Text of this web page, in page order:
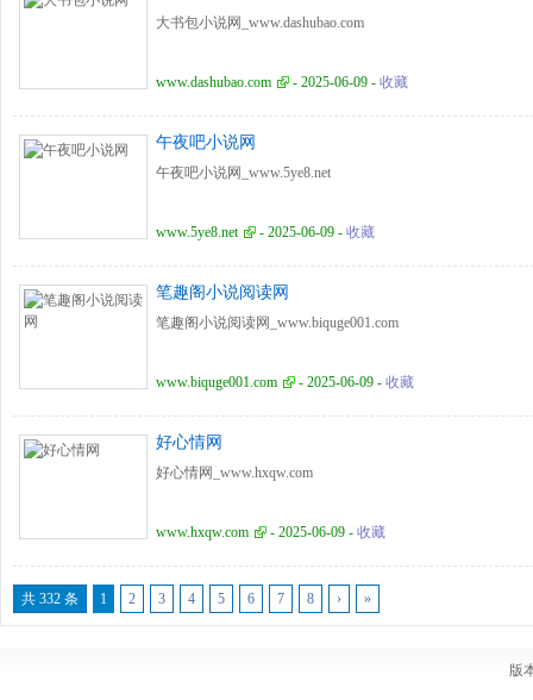
大书包小说网_www.dashubao.com
www.dashubao.com - 2025-06-09 - 收藏
午夜吧小说网
午夜吧小说网_www.5ye8.net
www.5ye8.net - 2025-06-09 - 收藏
笔趣阁小说阅读网
笔趣阁小说阅读网_www.biquge001.com
www.biquge001.com - 2025-06-09 - 收藏
好心情网
好心情网_www.hxqw.com
www.hxqw.com - 2025-06-09 - 收藏
共 332 条 1 2 3 4 5 6 7 8 › »
版